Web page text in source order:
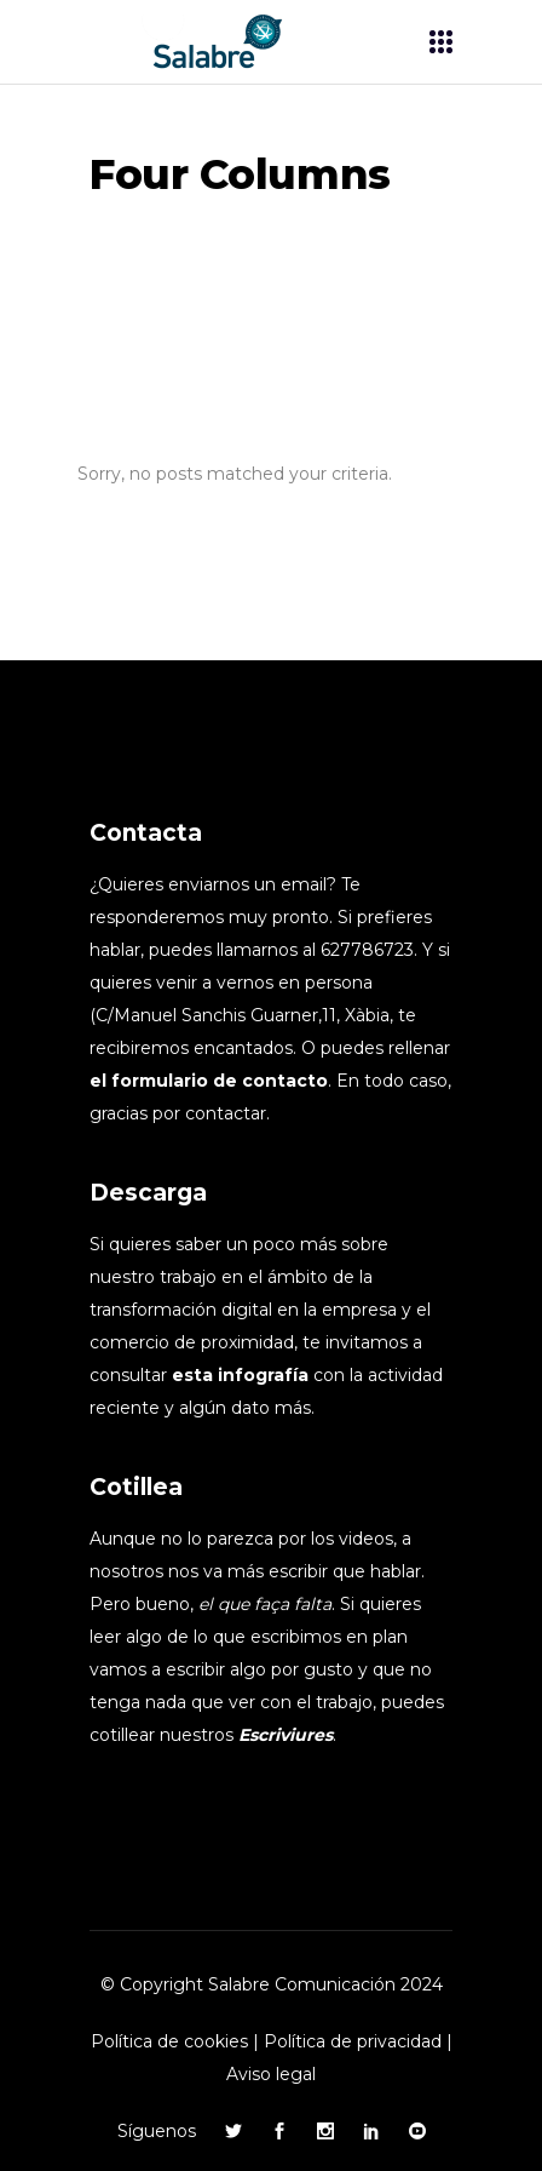
Four Columns
Sorry, no posts matched your criteria.
Contacta
¿Quieres enviarnos un email? Te
responderemos muy pronto. Si prefieres
hablar, puedes llamarnos al 627786723. Y si
quieres venir a vernos en persona
(C/Manuel Sanchis Guarner,11, Xàbia, te
recibiremos encantados. O puedes rellenar
el formulario de contacto. En todo caso,
gracias por contactar.
Descarga
Si quieres saber un poco más sobre
nuestro trabajo en el ámbito de la
transformación digital en la empresa y el
comercio de proximidad, te invitamos a
consultar esta infografía con la actividad
reciente y algún dato más.
Cotillea
Aunque no lo parezca por los videos, a
nosotros nos va más escribir que hablar.
Pero bueno, el que faça falta. Si quieres
leer algo de lo que escribimos en plan
vamos a escribir algo por gusto y que no
tenga nada que ver con el trabajo, puedes
cotillear nuestros Escriviures.
© Copyright Salabre Comunicación 2024
Política de cookies| Política de privacidad |
Aviso legal
Síguenos